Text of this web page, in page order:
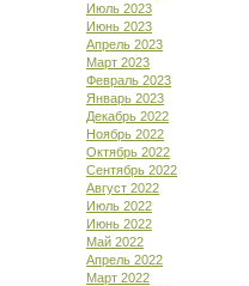
Июль 2023
Июнь 2023
Апрель 2023
Март 2023
Февраль 2023
Январь 2023
Декабрь 2022
Ноябрь 2022
Октябрь 2022
Сентябрь 2022
Август 2022
Июль 2022
Июнь 2022
Май 2022
Апрель 2022
Март 2022